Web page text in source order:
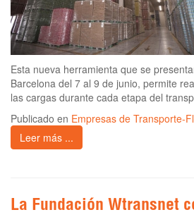
Esta nueva herramienta que se
Barcelona del 7 al 9 de junio, permite
las cargas durante cada etapa del
Publicado en Empresas de Transporte-
Leer más ...
La Fundación Wtransnet